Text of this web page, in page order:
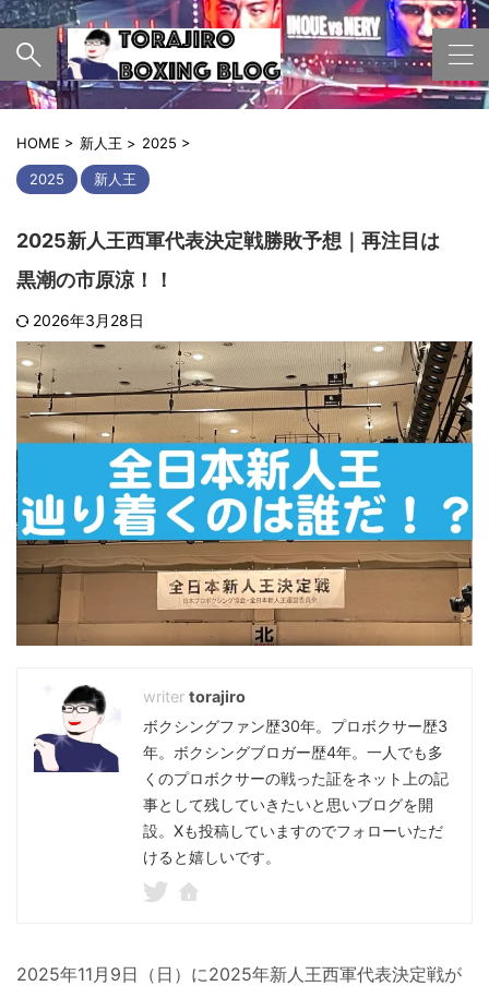
HOME > 新人王 > 2025 >
2025 新人王
2025新人王西軍代表決定戦勝敗予想｜再注目は
黒潮の市原涼！！
2026年3月28日
torajiro
ボクシングファン歴30年。プロボクサー歴3
年。ボクシングブロガー歴4年。一人でも多
くのプロボクサーの戦った証をネット上の記
事として残していきたいと思いブログを開
設。Xも投稿していますのでフォローいただ
けると嬉しいです。
2025年11月9日（日）に2025年新人王西軍代表決定戦が